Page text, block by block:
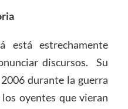
está estrechamente
discursos. Su
durante la guerra
oyentes que vieran